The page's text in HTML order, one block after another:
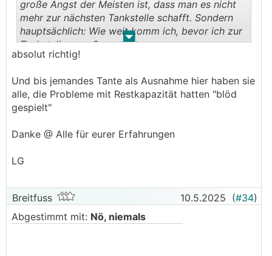
. .
große Angst der Meisten ist, dass man es nicht
mehr zur nächsten Tankstelle schafft. Sondern
hauptsächlich: Wie weit komm ich, bevor ich zur
Tankstelle muss?
absolut richtig!
Und bis jemandes Tante als Ausnahme hier haben sie
alle, die Probleme mit Restkapazität hatten "blöd
gespielt"
Danke @ Alle für eurer Erfahrungen
LG
Breitfuss 10.5.2025 (#34)
Abgestimmt mit: Nö, niemals